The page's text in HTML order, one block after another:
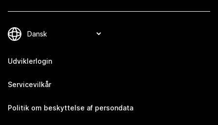
Udviklerlogin
Servicevilkår
Politik om beskyttelse af persondata